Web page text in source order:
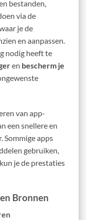
bestanden,
via de
je de
en aanpassen.
nodig heeft te
en bescherm je
van app-
een snellere en
Sommige apps
gebruiken,
je de prestaties
Bronnen